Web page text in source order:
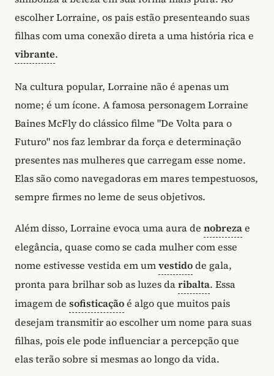
escolher Lorraine, os pais estão presenteando suas
filhas com uma conexão direta a uma história rica e
vibrante.
Na cultura popular, Lorraine não é apenas um
nome; é um ícone. A famosa personagem Lorraine
Baines McFly do clássico filme "De Volta para o
Futuro" nos faz lembrar da força e determinação
presentes nas mulheres que carregam esse nome.
Elas são como navegadoras em mares tempestuosos,
sempre firmes no leme de seus objetivos.
Além disso, Lorraine evoca uma aura de nobrezae
elegância, quase como se cada mulher com esse
nome estivesse vestida em umvestidode gala,
pronta para brilhar sob as luzes daribalta. Essa
imagem de sofisticaçãoé algo que muitos pais
desejam transmitir ao escolher um nome para suas
filhas, pois ele pode influenciar a percepção que
elas terão sobre si mesmas ao longo da vida.